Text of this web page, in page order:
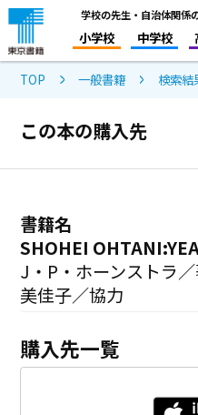
学校の先生・自治体関係
小学校 中学校
TOP 一般書籍 検索結
この本の購入先
書籍名
SHOHEI
J・P・ホーンスト
美佳子／協力
購入先一覧